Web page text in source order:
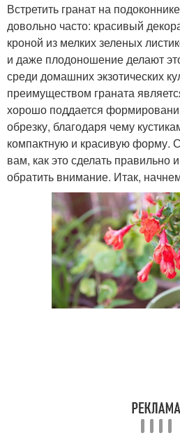
Встретить гранат на
довольно часто: красивый
кроной из мелких зеленых
и даже плодоношение делают
среди домашних экзотических
преимуществом граната
хорошо поддается
обрезку, благодаря чему
компактную и красивую форму.
вам, как это сделать правильно
обратить внимание. Итак,